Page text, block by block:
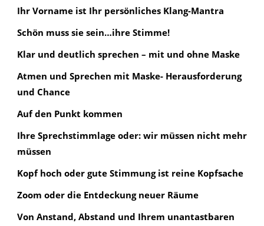
Ihr Vorname ist Ihr persönliches Klang-Mantra
Schön muss sie sein…ihre Stimme!
Klar und deutlich sprechen – mit und ohne Maske
Atmen und Sprechen mit Maske- Herausforderung
und Chance
Auf den Punkt kommen
Ihre Sprechstimmlage oder: wir müssen nicht mehr
müssen
Kopf hoch oder gute Stimmung ist reine Kopfsache
Zoom oder die Entdeckung neuer Räume
Von Anstand, Abstand und Ihrem unantastbaren